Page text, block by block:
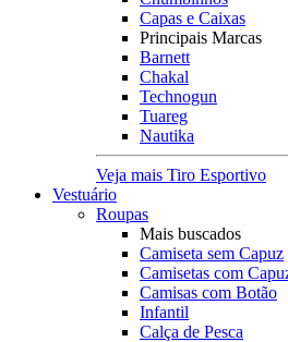
Capas e Caixas
Principais Marcas
Barnett
Chakal
Technogun
Tuareg
Nautika
Veja mais Tiro Esportivo
Vestuário
Roupas
Mais buscados
Camiseta sem Capuz
Camisetas com
Camisas com Botão
Infantil
Calça de Pesca